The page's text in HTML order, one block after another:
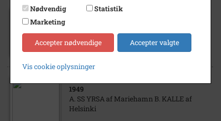
Postkort, Færgerne
1949
A. SS YRSA af Mariehamn B. KALLE af
Helsinki
Nødvendig
Statistik
Marketing
Accepter nødvendige Accepter valgte
Vis cookie oplysninger